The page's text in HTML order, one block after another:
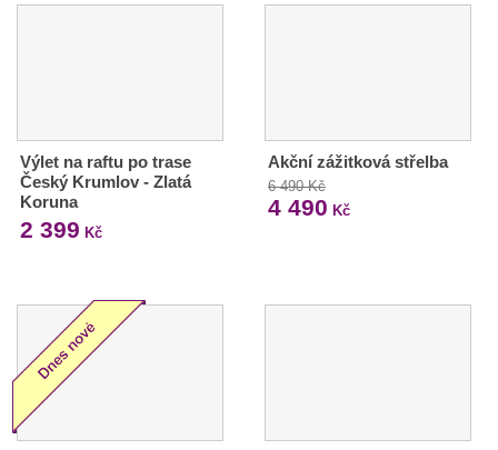
Výlet na raftu po trase
Český Krumlov - Zlatá
Koruna
2 399 Kč
Akční zážitková střelba
6 490 Kč
4 490 Kč